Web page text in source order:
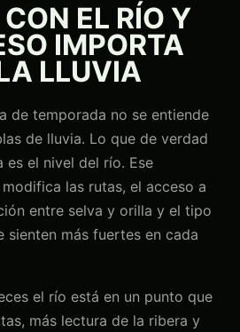
EL RÍO Y
IMPORTA
LLUVIA
de temporada no se entiende
de lluvia. Lo que de verdad
es el nivel del río. Ese
las rutas, el acceso a
entre selva y orilla y el tipo
sienten más fuertes en cada
el río está en un punto que
más lectura de la ribera y